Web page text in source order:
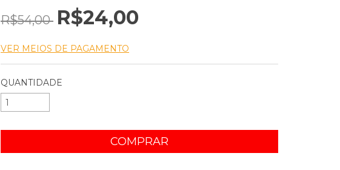
R$54,00 R$24,00
VER MEIOS DE PAGAMENTO
QUANTIDADE